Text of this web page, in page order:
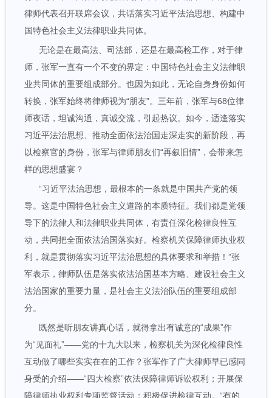
律师代表召开联席会议，共话落实习近平法治思想、构建中
国特色社会主义法律职业共同体。
无论是在最高法、司法部，还是在最高检工作，对于律
师，张军一直有一个不变的界定：中国特色社会主义法律职
业共同体的重要组成部分。也因为如此，无论自身身份如何
转换，张军始终将律师视为“朋友”。三年前，张军与68位律
师夜话，坦诚沟通，真诚交流，引起热议。如今，适逢落实
习近平法治思想、推动全面依法治国走深走实的新阶段，再
以检察官的身份，张军与律师朋友们“再叙旧情”，会带来怎
样的思想盛宴？
“习近平法治思想，最根本的一条就是中国共产党的领
导。这是中国特色社会主义道路的本质特征。我们都是党领
导下的法律人和法律职业共同体，有责任深化检律良性互
动，共同把全面依法治国落实好。检察机关保障律师执业权
利，就是贯彻落实习近平法治思想的具体要求和举措！”张
军表示，律师队伍是落实依法治国基本方略、建设社会主义
法治国家的重要力量，是社会主义法治队伍的重要组成部
分。
既然是听朋友讲真心话，就得拿出有诚意的“成果”作
为“见面礼”——党的十九大以来，检察机关为深化检律良性
互动做了哪些实实在在的工作？张军作了广大律师早已感同
身受的介绍——“四大检察”依法保障律师诉讼权利；开展保
障律师执业权利专项监督活动；积极促进检律互动。“有的